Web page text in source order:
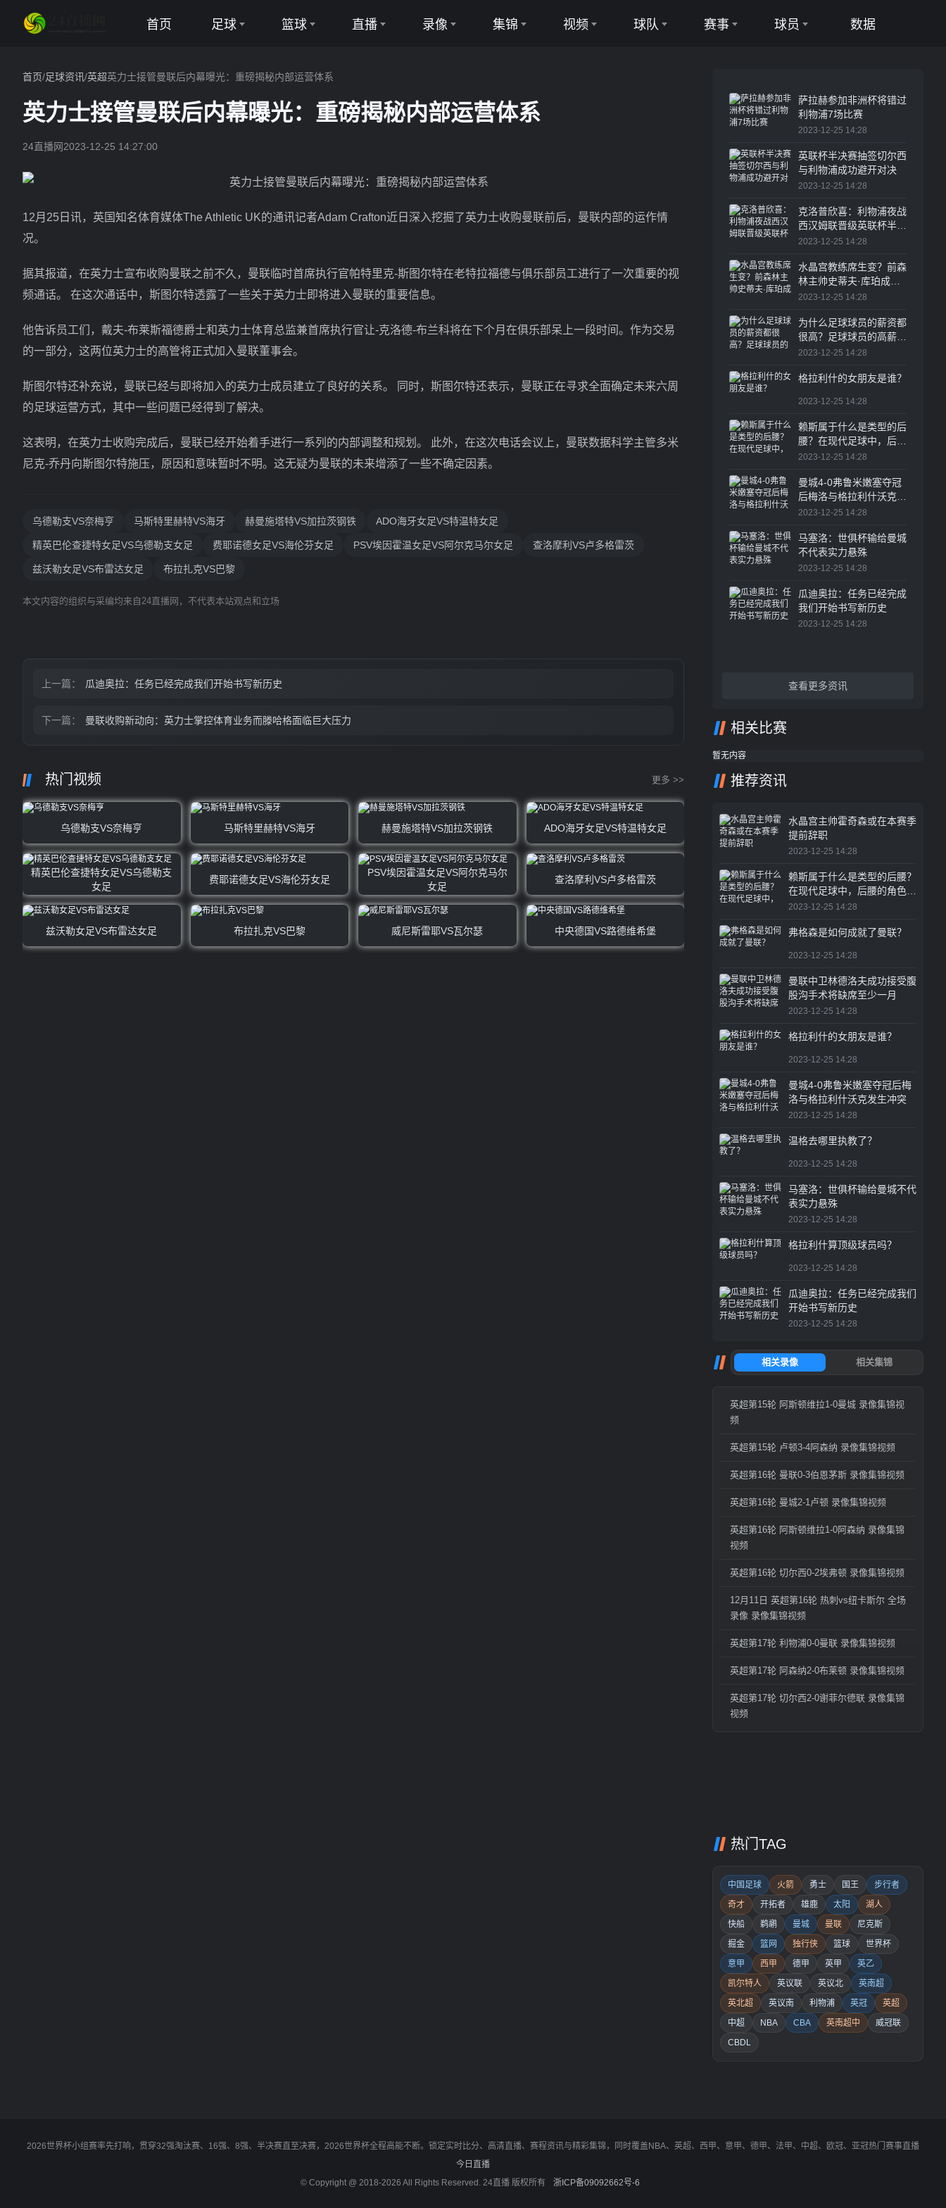
首页 足球
意甲
欧冠
世界杯
篮球 直播 录像 集锦 视频 球队 赛事
篮球联赛
球员
篮球球员
数据
首页/足球资讯/英超英力士接管曼联后内幕曝光：重磅揭秘内部运营体系
英力士接管曼联后内幕曝光：重磅揭秘内部运营体系
24直播网2023-12-25 14:27:00
12月25日讯，英国知名体育媒体The Athletic UK的通讯记者Adam Crafton近日深入挖掘了英力士收购曼联前后，曼联内部的运作情
况。
据其报道，在英力士宣布收购曼联之前不久，曼联临时首席执行官帕特里克-斯图尔特在老特拉福德与俱乐部员工进行了一次重要的视
频通话。 在这次通话中，斯图尔特透露了一些关于英力士即将进入曼联的重要信息。
他告诉员工们，戴夫-布莱斯福德爵士和英力士体育总监兼首席执行官让-克洛德-布兰科将在下个月在俱乐部呆上一段时间。作为交易
的一部分，这两位英力士的高管将正式加入曼联董事会。
斯图尔特还补充说，曼联已经与即将加入的英力士成员建立了良好的关系。 同时，斯图尔特还表示，曼联正在寻求全面确定未来六周
的足球运营方式，其中一些问题已经得到了解决。
这表明，在英力士收购完成后，曼联已经开始着手进行一系列的内部调整和规划。 此外，在这次电话会议上，曼联数据科学主管多米
尼克-乔丹向斯图尔特施压，原因和意味暂时不明。这无疑为曼联的未来增添了一些不确定因素。
乌德勒支VS奈梅亨 马斯特里赫特VS海牙 赫曼施塔特VS加拉茨钢铁 ADO海牙女足VS特温特女足
精英巴伦查捷特女足VS乌德勒支女足 费耶诺德女足VS海伦芬女足 PSV埃因霍温女足VS阿尔克马尔女足 查洛摩利VS卢多格雷茨
兹沃勒女足VS布雷达女足 布拉扎克VS巴黎
本文内容的组织与采编均来自24直播网，不代表本站观点和立场
上一篇： 瓜迪奥拉：任务已经完成我们开始书写新历史
下一篇： 曼联收购新动向：英力士掌控体育业务而滕哈格面临巨大压力
热门视频 更多 >>
乌德勒支VS奈梅亨 马斯特里赫特VS海牙 赫曼施塔特VS加拉茨钢铁 ADO海牙女足VS特温特女足
精英巴伦查捷特女足VS乌德勒支
女足
费耶诺德女足VS海伦芬女足
PSV埃因霍温女足VS阿尔克马尔
女足
查洛摩利VS卢多格雷茨
兹沃勒女足VS布雷达女足 布拉扎克VS巴黎 威尼斯雷耶VS瓦尔瑟 中央德国VS路德维希堡
萨拉赫参加非洲杯将错过
利物浦7场比赛
2023-12-25 14:28
英联杯半决赛抽签切尔西
与利物浦成功避开对决
2023-12-25 14:28
克洛普欣喜：利物浦夜战
西汉姆联晋级英联杯半决
赛
2023-12-25 14:28
水晶宫教练席生变？前森
林主帅史蒂夫·库珀成头
号候选人
2023-12-25 14:28
为什么足球球员的薪资都
很高？足球球员的高薪水
一直是体育圈乃至整个职
2023-12-25 14:28
格拉利什的女朋友是谁？
2023-12-25 14:28
赖斯属于什么是类型的后
腰？在现代足球中，后腰
的角色越来越重要
2023-12-25 14:28
曼城4-0弗鲁米嫩塞夺冠
后梅洛与格拉利什沃克发
生冲突
2023-12-25 14:28
马塞洛：世俱杯输给曼城
不代表实力悬殊
2023-12-25 14:28
瓜迪奥拉：任务已经完成
我们开始书写新历史
2023-12-25 14:28
查看更多资讯
相关比赛
暂无内容
推荐资讯
水晶宫主帅霍奇森或在本赛季
提前辞职
2023-12-25 14:28
赖斯属于什么是类型的后腰？
在现代足球中，后腰的角色越
来越重要
2023-12-25 14:28
弗格森是如何成就了曼联？
2023-12-25 14:28
曼联中卫林德洛夫成功接受腹
股沟手术将缺席至少一月
2023-12-25 14:28
格拉利什的女朋友是谁？
2023-12-25 14:28
曼城4-0弗鲁米嫩塞夺冠后梅
洛与格拉利什沃克发生冲突
2023-12-25 14:28
温格去哪里执教了？
2023-12-25 14:28
马塞洛：世俱杯输给曼城不代
表实力悬殊
2023-12-25 14:28
格拉利什算顶级球员吗？
2023-12-25 14:28
瓜迪奥拉：任务已经完成我们
开始书写新历史
2023-12-25 14:28
英超第15轮 阿斯顿维拉1-0曼城 录像集锦视
频
英超第15轮 卢顿3-4阿森纳 录像集锦视频
英超第16轮 曼联0-3伯恩茅斯 录像集锦视频
英超第16轮 曼城2-1卢顿 录像集锦视频
英超第16轮 阿斯顿维拉1-0阿森纳 录像集锦
视频
英超第16轮 切尔西0-2埃弗顿 录像集锦视频
12月11日 英超第16轮 热刺vs纽卡斯尔 全场
录像 录像集锦视频
英超第17轮 利物浦0-0曼联 录像集锦视频
英超第17轮 阿森纳2-0布莱顿 录像集锦视频
英超第17轮 切尔西2-0谢菲尔德联 录像集锦
视频
热门TAG
中国足球 火箭 勇士 国王
步行者
奇才
开拓者 雄鹿 太阳
湖人
快船
鹈鹕 曼城 曼联
尼克斯
掘金
篮网 独行侠 篮球
世界杯
意甲
西甲 德甲 英甲
英乙
凯尔特人
英议联 英议北
英南超
英北超
英议南 利物浦 英冠
英超
中超
NBA CBA 英南超中
威冠联
CBDL
2026世界杯小组赛率先打响，贯穿32强淘汰赛、16强、8强、半决赛直至决赛，2026世界杯全程高能不断。锁定实时比分、高清直播、赛程资讯与精彩集锦，同时覆盖NBA、英超、西甲、意甲、德甲、法甲、中超、欧冠、亚冠热门赛事直播
今日直播
© Copyright @ 2018-2026 All Rights Reserved. 24直播 版权所有
浙ICP备09092662号-6